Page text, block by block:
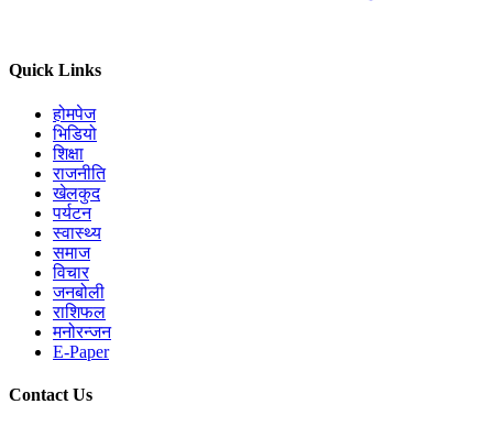
Quick Links
होमपेज
भिडियो
शिक्षा
राजनीति
खेलकुद
पर्यटन
स्वास्थ्य
समाज
विचार
जनबोली
राशिफल
मनोरन्जन
E-Paper
Contact Us